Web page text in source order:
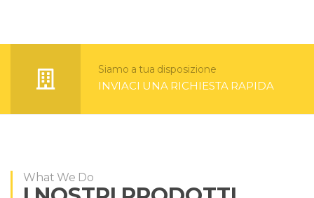
Siamo a tua disposizione
INVIACI UNA RICHIESTA RAPIDA
What We Do